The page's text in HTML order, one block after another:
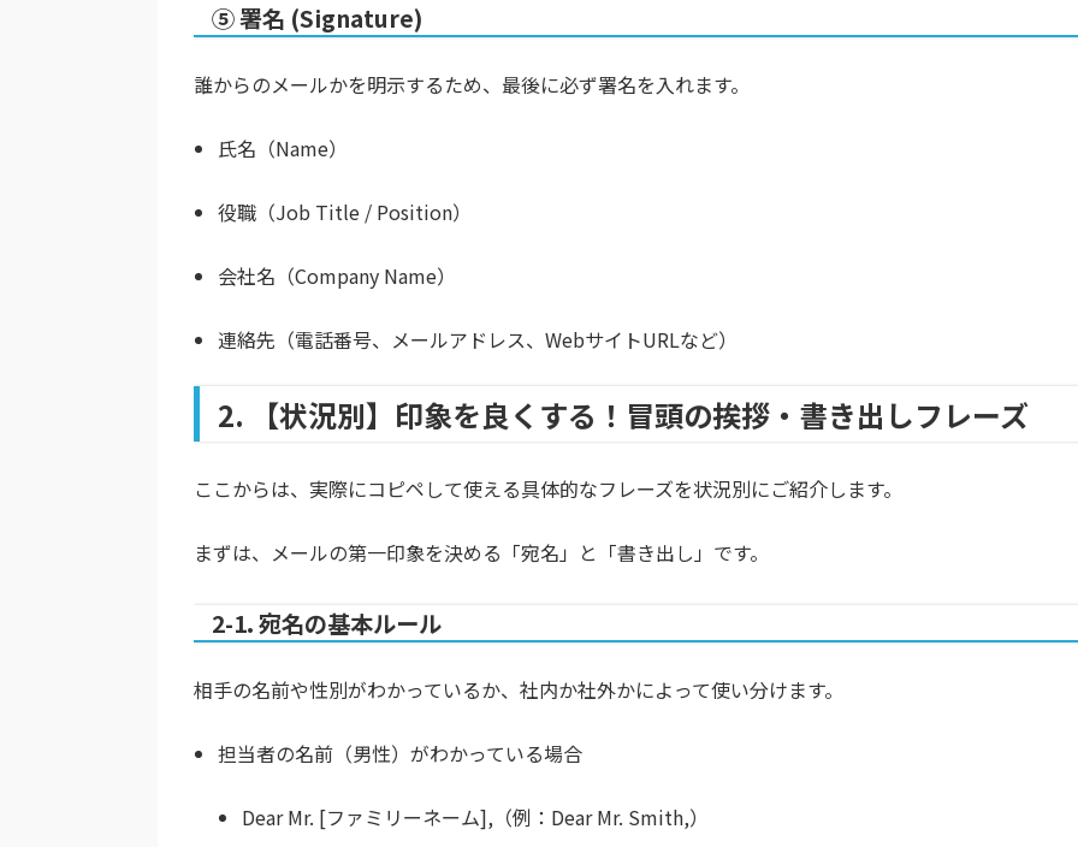
⑤ 署名 (Signature)
誰からのメールかを明示するため、最後に必ず署名を入れます。
氏名（Name）
役職（Job Title / Position）
会社名（Company Name）
連絡先（電話番号、メールアドレス、WebサイトURLなど）
2. 【状況別】印象を良くする！冒頭の挨拶・書き出しフレーズ
ここからは、実際にコピペして使える具体的なフレーズを状況別にご紹介します。
まずは、メールの第一印象を決める「宛名」と「書き出し」です。
2-1. 宛名の基本ルール
相手の名前や性別がわかっているか、社内か社外かによって使い分けます。
担当者の名前（男性）がわかっている場合
Dear Mr. [ファミリーネーム], （例：Dear Mr. Smith,）